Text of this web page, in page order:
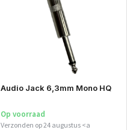
Audio Jack 6,3mm Mono HQ
Op voorraad
Verzonden op 24 augustus <a